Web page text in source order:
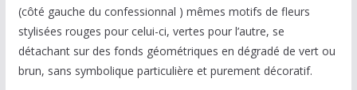
(côté gauche du confessionnal ) mêmes motifs de fleurs
stylisées rouges pour celui-ci, vertes pour l’autre, se
détachant sur des fonds géométriques en dégradé de vert ou
brun, sans symbolique particulière et purement décoratif.